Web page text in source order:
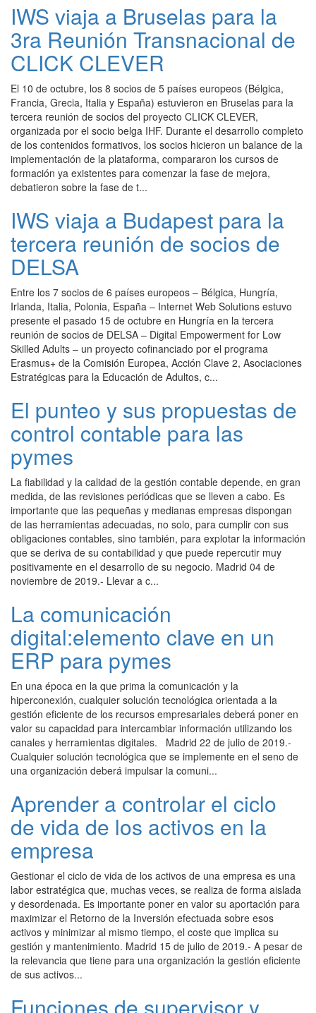
IWS viaja a Bruselas para la
3ra Reunión Transnacional de
CLICK CLEVER
El 10 de octubre, los 8 socios de 5 países europeos (Bélgica,
Francia, Grecia, Italia y España) estuvieron en Bruselas para la
tercera reunión de socios del proyecto CLICK CLEVER,
organizada por el socio belga IHF. Durante el desarrollo completo
de los contenidos formativos, los socios hicieron un balance de la
implementación de la plataforma, compararon los cursos de
formación ya existentes para comenzar la fase de mejora,
debatieron sobre la fase de t...
IWS viaja a Budapest para la
tercera reunión de socios de
DELSA
Entre los 7 socios de 6 países europeos – Bélgica, Hungría,
Irlanda, Italia, Polonia, España – Internet Web Solutions estuvo
presente el pasado 15 de octubre en Hungría en la tercera
reunión de socios de DELSA – Digital Empowerment for Low
Skilled Adults – un proyecto cofinanciado por el programa
Erasmus+ de la Comisión Europea, Acción Clave 2, Asociaciones
Estratégicas para la Educación de Adultos, c...
El punteo y sus propuestas de
control contable para las
pymes
La fiabilidad y la calidad de la gestión contable depende, en gran
medida, de las revisiones periódicas que se lleven a cabo. Es
importante que las pequeñas y medianas empresas dispongan
de las herramientas adecuadas, no solo, para cumplir con sus
obligaciones contables, sino también, para explotar la información
que se deriva de su contabilidad y que puede repercutir muy
positivamente en el desarrollo de su negocio. Madrid 04 de
noviembre de 2019.- Llevar a c...
La comunicación
digital:elemento clave en un
ERP para pymes
En una época en la que prima la comunicación y la
hiperconexión, cualquier solución tecnológica orientada a la
gestión eficiente de los recursos empresariales deberá poner en
valor su capacidad para intercambiar información utilizando los
canales y herramientas digitales. Madrid 22 de julio de 2019.-
Cualquier solución tecnológica que se implemente en el seno de
una organización deberá impulsar la comuni...
Aprender a controlar el ciclo
de vida de los activos en la
empresa
Gestionar el ciclo de vida de los activos de una empresa es una
labor estratégica que, muchas veces, se realiza de forma aislada
y desordenada. Es importante poner en valor su aportación para
maximizar el Retorno de la Inversión efectuada sobre esos
activos y minimizar al mismo tiempo, el coste que implica su
gestión y mantenimiento. Madrid 15 de julio de 2019.- A pesar de
la relevancia que tiene para una organización la gestión eficiente
de sus activos...